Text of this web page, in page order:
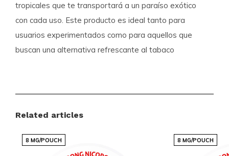
tropicales que te transportará a un paraíso exótico
con cada uso. Este producto es ideal tanto para
usuarios experimentados como para aquellos que
buscan una alternativa refrescante al tabaco
Características del Producto
Categoría:Bolsas de Nicotina
Fuerza:Medio (5-10 mg)
Sabor:Frutas, Frutas Tropicales
Related articles
8 MG/POUCH 8 MG/POUCH